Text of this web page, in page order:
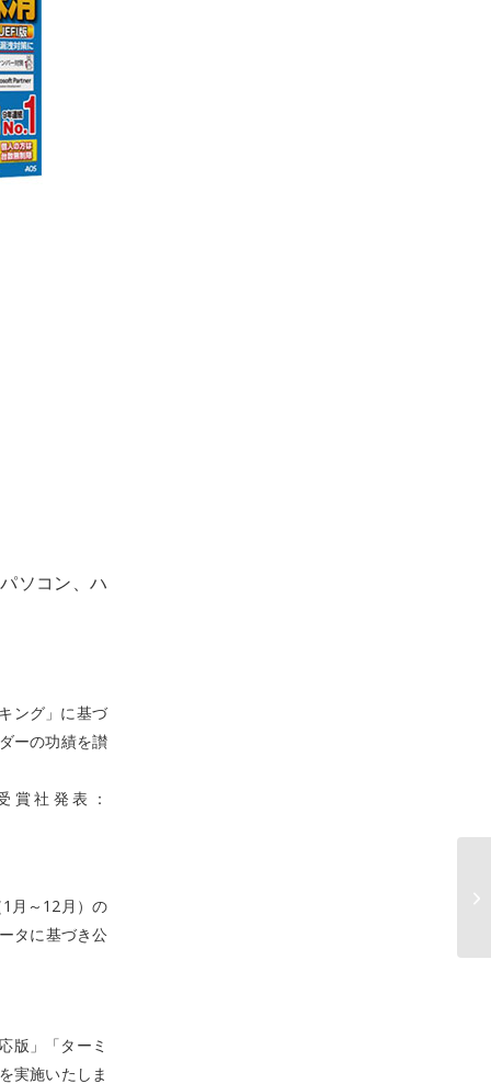
ソコン、ハ
ング」に基づ
ーの功績を讃
賞社発表：
月～12月）の
タに基づき公
版」「ターミ
実施いたしま